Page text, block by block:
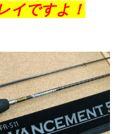
イですよ！